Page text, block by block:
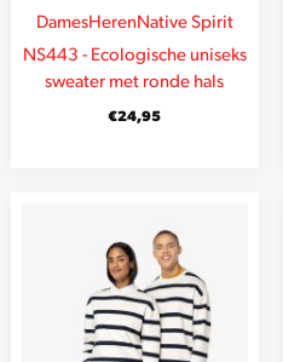
DamesHerenNative Spirit
NS443 - Ecologische uniseks
sweater met ronde hals
€24,95